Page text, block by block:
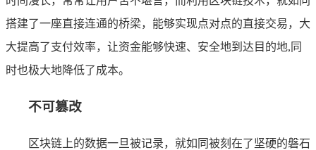
搭建了一座直接连通的桥梁，能够实现点对点的直接交易，大
大提高了支付效率，让资金能够快速、安全地到达目的地,同
时也极大地降低了成本。
不可篡改
区块链上的数据一旦被记录，就如同被刻在了坚硬的磐石